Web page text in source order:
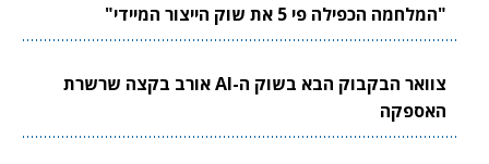
"המלחמה הכפילה פי 5 את שוק הייצור המיידי"
צוואר הבקבוק הבא בשוק ה-AI אורב בקצה שרשרת
האספקה